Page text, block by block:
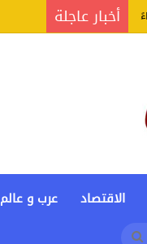
أخبار عاجلة
الاقتصاد عرب و عالم